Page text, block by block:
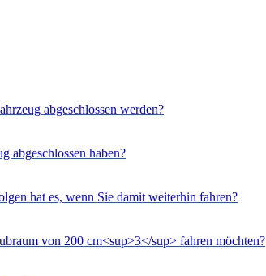
abgeschlossen werden?
abgeschlossen haben?
hat es, wenn Sie damit weiterhin fahren?
von 200 cm<sup>3</sup> fahren möchten?